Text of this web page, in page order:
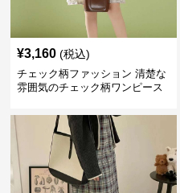
¥3,160 (税込)
チェック柄ファッション 清楚な
雰囲気のチェック柄ワンピース